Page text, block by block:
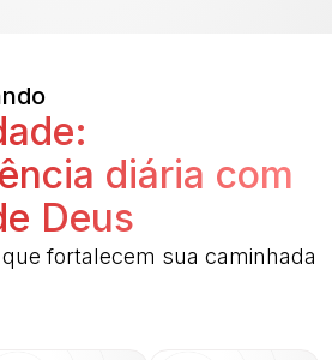
diária com
Deus
fortalecem sua caminhada